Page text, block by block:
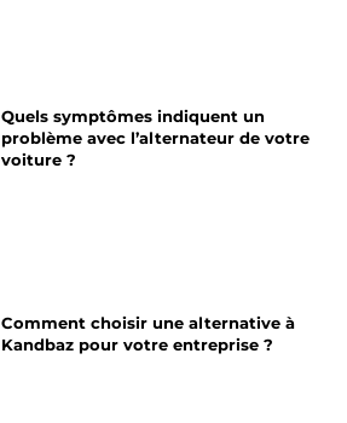
Quels symptômes indiquent un
problème avec l’alternateur de votre
voiture ?
Comment choisir une alternative à
Kandbaz pour votre entreprise ?